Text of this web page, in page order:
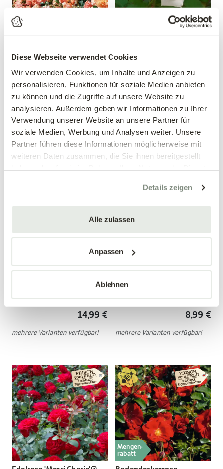
Diese Webseite verwendet Cookies
Wir verwenden Cookies, um Inhalte und Anzeigen zu
personalisieren, Funktionen für soziale Medien anbieten
zu können und die Zugriffe auf unsere Website zu
analysieren. Außerdem geben wir Informationen zu Ihrer
Verwendung unserer Website an unsere Partner für
soziale Medien, Werbung und Analysen weiter. Unsere
Partner führen diese Informationen möglicherweise mit
weiteren Daten zusammen, die Sie ihnen bereitgestellt
Details zeigen
Alle zulassen
Anpassen
Ablehnen
Apricot'®
Rosa 'Bordüre Apricot'®
12,99 €
mehrere Varianten verfügbar!
Paul II'®
Rosa 'Papst Johannes Paul
II'®
12,99 €
mehrere Varianten verfügbar!
Edelrose 'Nostalgie'®
14,99 €
mehrere Varianten verfügbar!
Mengen-
rabatt
Bodendeckerrose
'Mirato'®
8,99 €
mehrere Varianten verfügbar!
Mengen-
rabatt